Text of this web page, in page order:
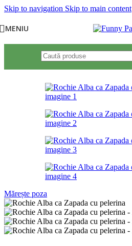
Skip to navigation Skip to main content
MENIU
Mărește poza